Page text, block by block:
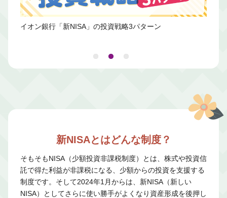
イオン銀行「新NISA」の投資戦略3パターン
新NISAとはどんな制度？
そもそもNISA（少額投資非課税制度）とは、株式や投資信
託で得た利益が非課税になる、少額からの投資を支援する
制度です。そして2024年1月からは、新NISA（新しい
NISA）としてさらに使い勝手がよくなり資産形成を後押し